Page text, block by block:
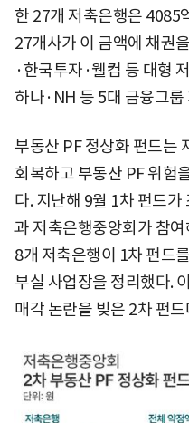
한 27개 저축은행은 4085
27개사가 이 금액에 채권
·한국투자·웰컴 등 대형
하나·NH 등 5대 금융그
부동산 PF 정상화 펀드는
회복하고 부동산 PF 위험
다. 지난해 9월 1차 펀드
과 저축은행중앙회가 참
8개 저축은행이 1차 펀드
부실 사업장을 정리했다.
매각 논란을 빚은 2차 펀드